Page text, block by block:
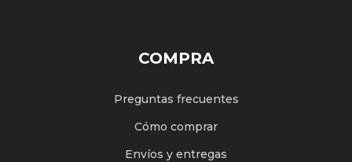
COMPRA
Preguntas frecuentes
Cómo comprar
Envíos y entregas